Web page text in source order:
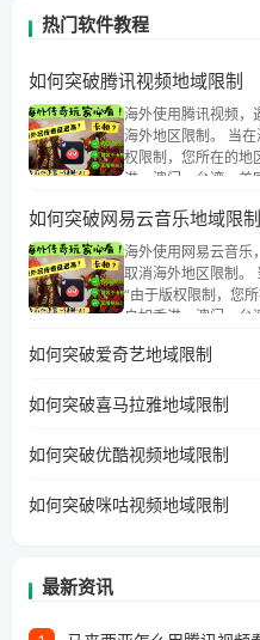
热门软件教程
如何突破腾讯视频地域限制
海外使用腾讯视频，
海外地区限制。 当在海外打开腾讯视频，却突然弹出“由于版
权限制，您所在的地区无法
港、澳门、台湾、美
权限制问题，且仅能在中国
朋友们，使用番茄回
讯视频地区版权限制
湾、美国、加拿大、
学、定居等，都可以
如何突破网易云音乐地域限制
海外使用网易云音乐
取消海外地区限制。 当在海外打开网易云音乐，却突然弹出
“由于版权限制，您所在
户如香港、澳门、台
地区及版权限制问题，
户收听网易云音乐地
工作、留学、定居等
所困扰。
如何突破爱奇艺地域限制
如何突破喜马拉雅地域限制
如何突破优酷视频地域限制
如何突破咪咕视频地域限制
最新资讯